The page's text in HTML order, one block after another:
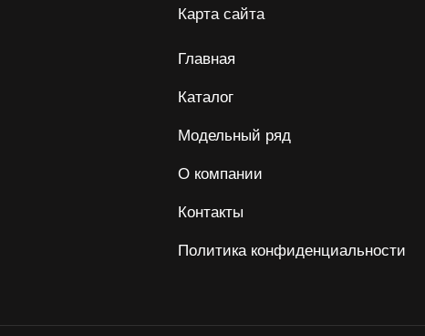
Карта сайта
Главная
Каталог
Модельный ряд
О компании
Контакты
Политика конфиденциальности